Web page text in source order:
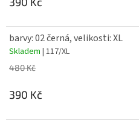
barvy: 02 černá, velikosti: XL
Skladem | 117/XL
480 Kč
390 Kč